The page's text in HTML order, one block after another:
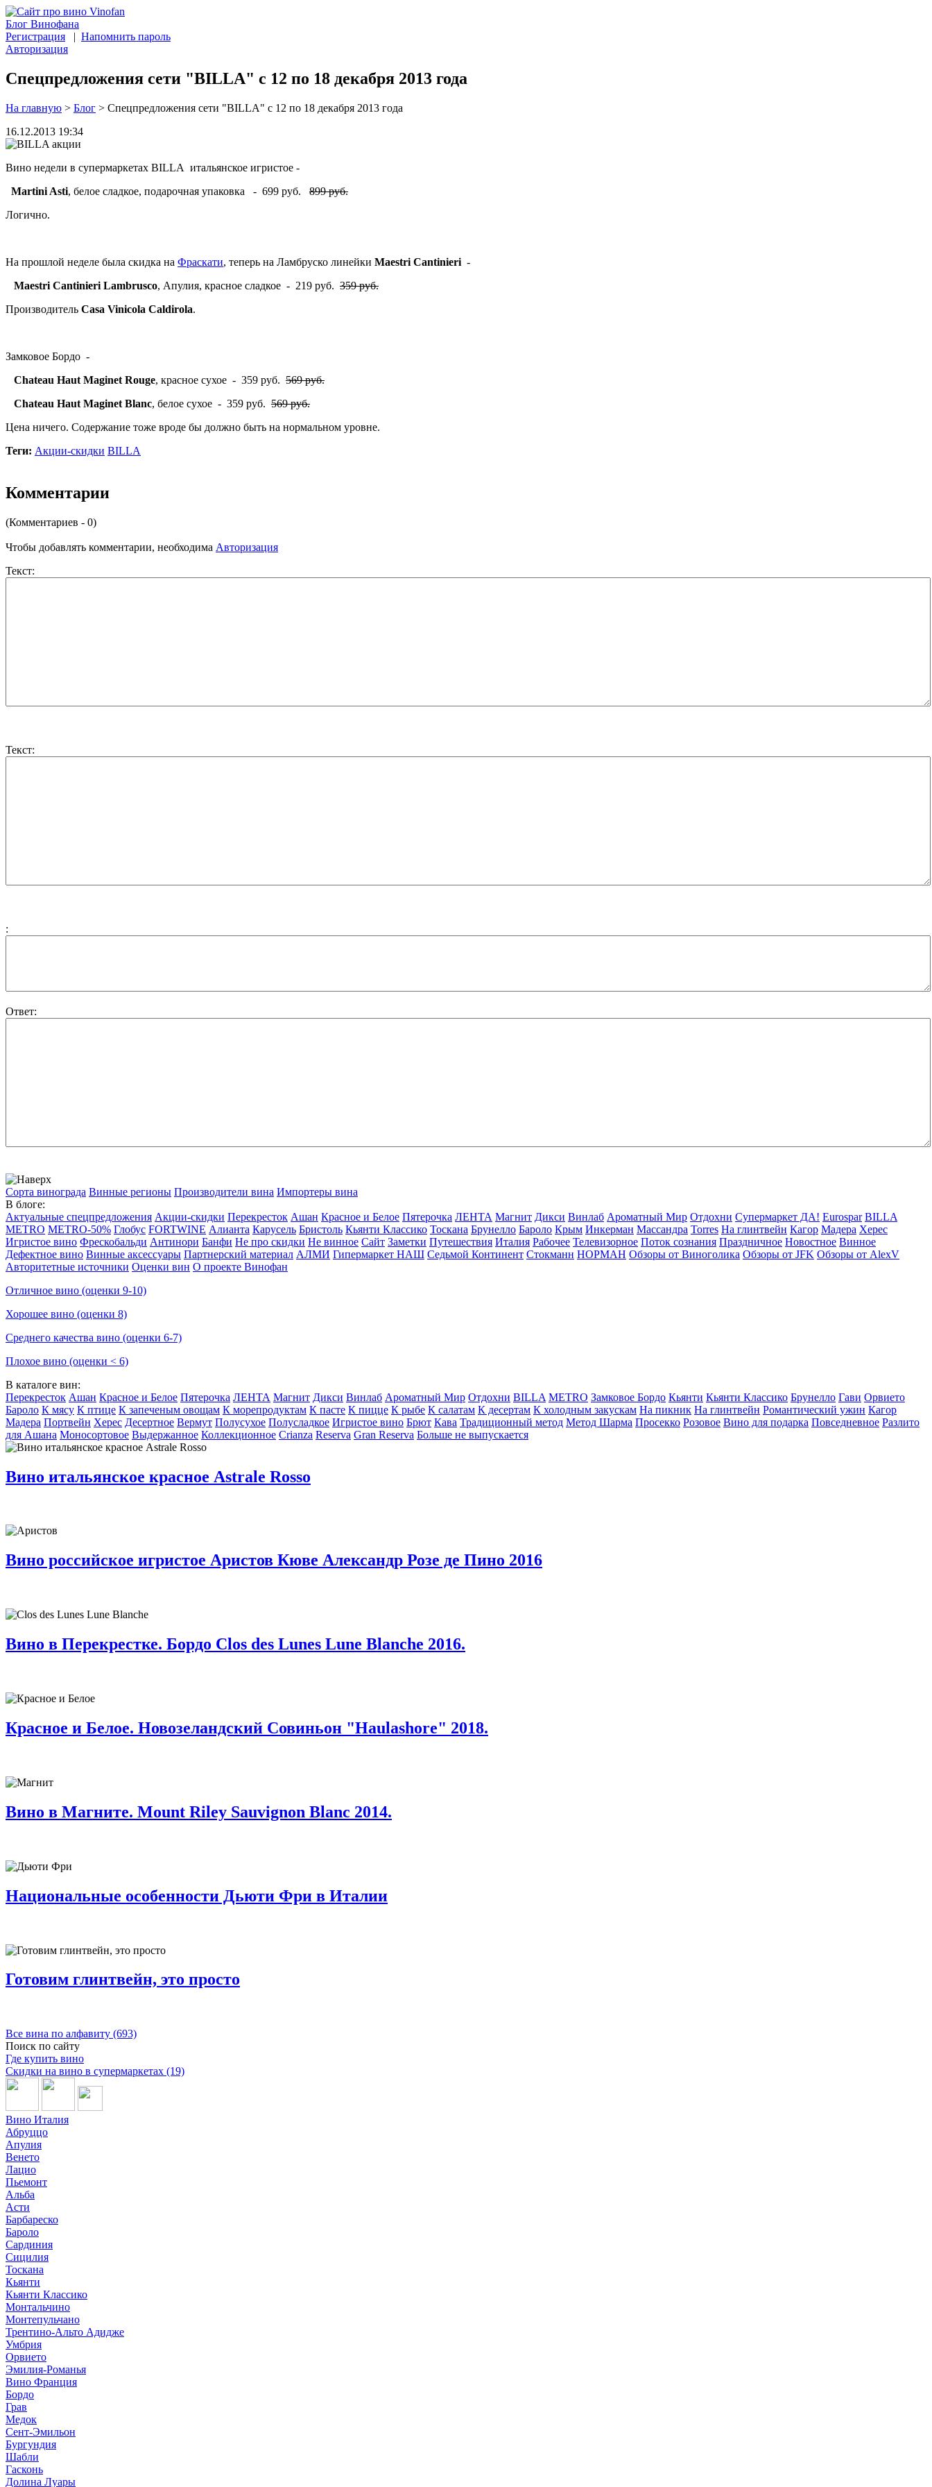
Блог Винофана
Регистрация | Напомнить пароль
Авторизация
Спецпредложения сети "BILLA" с 12 по 18 декабря 2013 года
На главную > Блог > Спецпредложения сети "BILLA" с 12 по 18 декабря 2013 года
16.12.2013 19:34
Вино недели в супермаркетах BILLA итальянское игристое -
Martini Asti, белое сладкое, подарочная упаковка - 699 руб. 899 руб.
Логично.
На прошлой неделе была скидка на Фраскати, теперь на Ламбруско линейки Maestri Cantinieri -
Maestri Cantinieri Lambrusco, Апулия, красное сладкое - 219 руб. 359 руб.
Производитель Casa Vinicola Caldirola.
Замковое Бордо -
Chateau Haut Maginet Rouge, красное сухое - 359 руб. 569 руб.
Chateau Haut Maginet Blanc, белое сухое - 359 руб. 569 руб.
Цена ничего. Содержание тоже вроде бы должно быть на нормальном уровне.
Теги: Акции-скидки BILLA
Комментарии
(Комментариев - 0)
Чтобы добавлять комментарии, необходима Авторизация
Текст:
Текст:
:
Ответ:
Сорта винограда Винные регионы Производители вина Импортеры вина
В блоге:
Актуальные спецпредложения Акции-скидки Перекресток Ашан Красное и Белое Пятерочка ЛЕНТА Магнит Дикси Винлаб Ароматный Мир Отдохни Супермаркет ДА! Eurospar BILLA
METRO METRO-50% Глобус FORTWINE Алианта Карусель Бристоль Кьянти Классико Тоскана Брунелло Бароло Крым Инкерман Массандра Torres На глинтвейн Кагор Мадера Херес
Игристое вино Фрескобальди Антинори Банфи Не про скидки Не винное Сайт Заметки Путешествия Италия Рабочее Телевизорное Поток сознания Праздничное Новостное Винное
Дефектное вино Винные аксессуары Партнерский материал АЛМИ Гипермаркет НАШ Седьмой Континент Стокманн НОРМАН Обзоры от Виноголика Обзоры от JFK Обзоры от AlexV
Авторитетные источники Оценки вин О проекте Винофан
Отличное вино (оценки 9-10)
Хорошее вино (оценки 8)
Среднего качества вино (оценки 6-7)
Плохое вино (оценки < 6)
В каталоге вин:
Перекресток Ашан Красное и Белое Пятерочка ЛЕНТА Магнит Дикси Винлаб Ароматный Мир Отдохни BILLA METRO Замковое Бордо Кьянти Кьянти Классико Брунелло Гави Орвието
Бароло К мясу К птице К запеченым овощам К морепродуктам К пасте К пицце К рыбе К салатам К десертам К холодным закускам На пикник На глинтвейн Романтический ужин Кагор
Мадера Портвейн Херес Десертное Вермут Полусухое Полусладкое Игристое вино Брют Кава Традиционный метод Метод Шарма Просекко Розовое Вино для подарка Повседневное Разлито
для Ашана Моносортовое Выдержанное Коллекционное Crianza Reserva Gran Reserva Больше не выпускается
Вино итальянское красное Astrale Rosso
Вино российское игристое Аристов Кюве Александр Розе де Пино 2016
Вино в Перекрестке. Бордо Clos des Lunes Lune Blanche 2016.
Красное и Белое. Новозеландский Совиньон "Haulashore" 2018.
Вино в Магните. Mount Riley Sauvignon Blanc 2014.
Национальные особенности Дьюти Фри в Италии
Готовим глинтвейн, это просто
Все вина по алфавиту (693)
Поиск по сайту
Где купить вино
Скидки на вино в супермаркетах (19)
Вино Италия
Абруццо
Апулия
Венето
Лацио
Пьемонт
Альба
Асти
Барбареско
Бароло
Сардиния
Сицилия
Тоскана
Кьянти
Кьянти Классико
Монтальчино
Монтепульчано
Трентино-Альто Адидже
Умбрия
Орвието
Эмилия-Романья
Вино Франция
Бордо
Грав
Медок
Сент-Эмильон
Бургундия
Шабли
Гасконь
Долина Луары